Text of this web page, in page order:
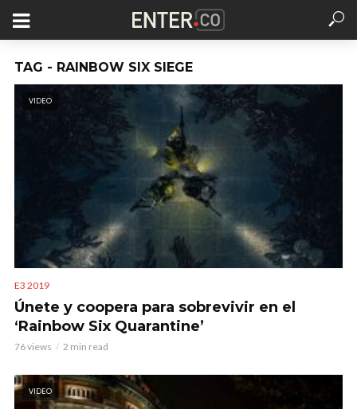
TAG - RAINBOW SIX SIEGE
VIDEO
E3 2019
Únete y coopera para sobrevivir en el
‘Rainbow Six Quarantine’
76 views 2 min read
VIDEO